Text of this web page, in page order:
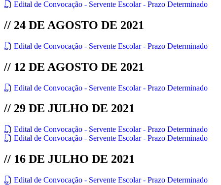
Edital de Convocação - Servente Escolar - Prazo Determinado
// 24 DE AGOSTO DE 2021
Edital de Convocação - Servente Escolar - Prazo Determinado
// 12 DE AGOSTO DE 2021
Edital de Convocação - Servente Escolar - Prazo Determinado
// 29 DE JULHO DE 2021
Edital de Convocação - Servente Escolar - Prazo Determinado
Edital de Convocação - Servente Escolar - Prazo Determinado
// 16 DE JULHO DE 2021
Edital de Convocação - Servente Escolar - Prazo Determinado